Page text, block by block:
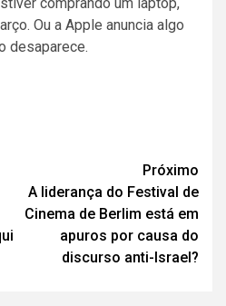
Ou a Apple anuncia algo
desaparece.
Próximo
A liderança do Festival de
Cinema de Berlim está em
apuros por causa do
discurso anti-Israel?